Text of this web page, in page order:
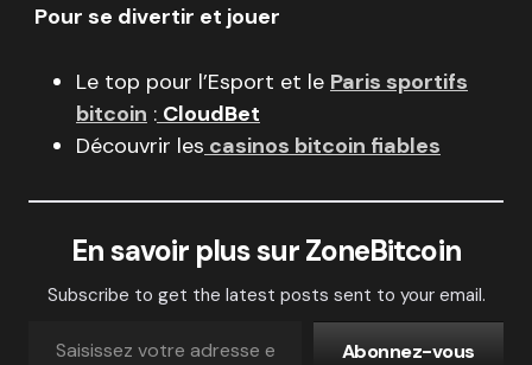
Pour se divertir et jouer
Le top pour l’Esport et le Paris sportifs
bitcoin : CloudBet
Découvrir les casinos bitcoin fiables
En savoir plus sur ZoneBitcoin
Subscribe to get the latest posts sent to your email.
Abonnez-vous